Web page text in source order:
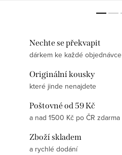
Nechte se překvapit
dárkem ke každé objednávce
Originální kousky
které jinde nenajdete
Poštovné od 59 Kč
a nad 1500 Kč po ČR zdarma
Zboží skladem
a rychlé dodání